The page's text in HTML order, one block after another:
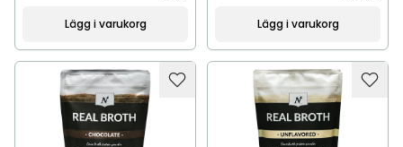
Lägg i varukorg Lägg i varukorg